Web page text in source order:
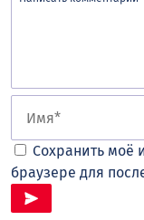
Сохранить моё
браузере для